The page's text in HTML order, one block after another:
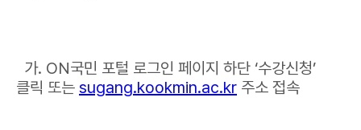
가. ON국민 포털 로그인 페이지 하단 ‘수강신청’
클릭 또는 sugang.kookmin.ac.kr 주소 접속